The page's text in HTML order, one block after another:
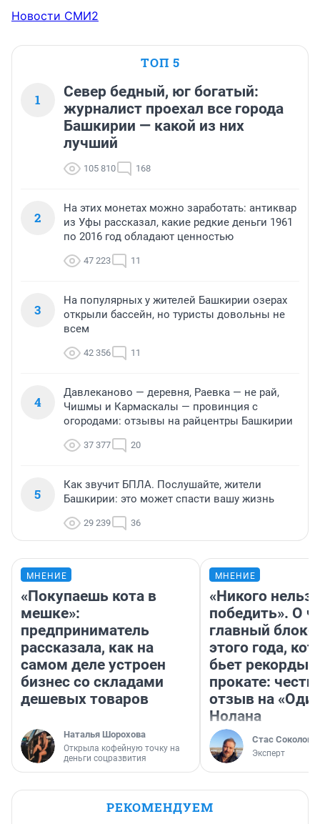
Новости СМИ2
ТОП 5
1
Север бедный, юг богатый:
журналист проехал все города
Башкирии — какой из них
лучший
105 810 168
2
На этих монетах можно заработать: антиквар
из Уфы рассказал, какие редкие деньги 1961
по 2016 год обладают ценностью
47 223 11
3
На популярных у жителей Башкирии озерах
открыли бассейн, но туристы довольны не
всем
42 356 11
4
Давлеканово — деревня, Раевка — не рай,
Чишмы и Кармаскалы — провинция с
огородами: отзывы на райцентры Башкирии
37 377 20
5
Как звучит БПЛА. Послушайте, жители
Башкирии: это может спасти вашу жизнь
29 239 36
МНЕНИЕ
«Покупаешь кота в
мешке»:
предприниматель
рассказала, как на
самом деле устроен
бизнес со складами
дешевых товаров
Наталья Шорохова
Открыла кофейную точку на
деньги соцразвития
МНЕНИЕ
«Никого нельзя
победить». О
главный
этого года,
бьет рекорды в
прокате:
отзыв на
Нолана
Стас Соколов
Эксперт
РЕКОМЕНДУЕМ